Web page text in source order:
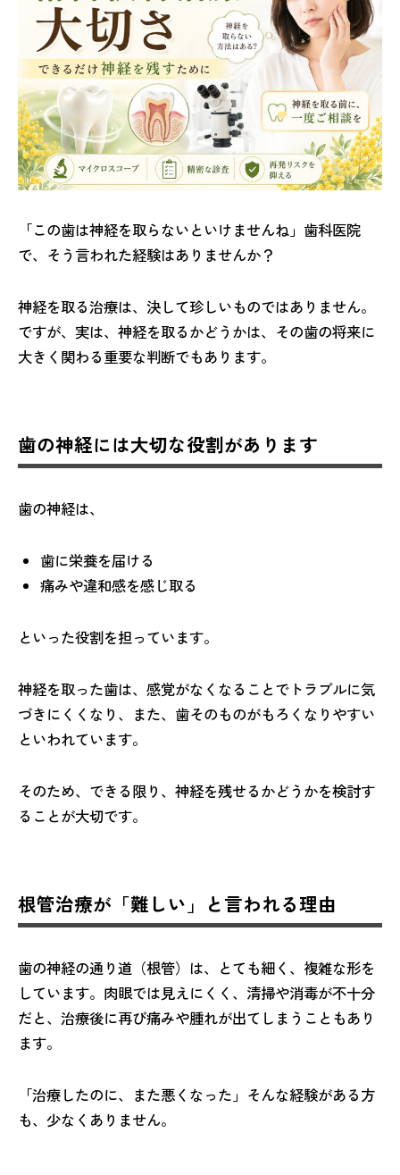
「この歯は神経を取らないといけませんね」歯科医院
で、そう言われた経験はありませんか？
神経を取る治療は、決して珍しいものではありません。
ですが、実は、神経を取るかどうかは、その歯の将来に
大きく関わる重要な判断でもあります。
歯の神経には大切な役割があります
歯の神経は、
歯に栄養を届ける
痛みや違和感を感じ取る
といった役割を担っています。
神経を取った歯は、感覚がなくなることでトラブルに気
づきにくくなり、また、歯そのものがもろくなりやすい
といわれています。
そのため、できる限り、神経を残せるかどうかを検討す
ることが大切です。
根管治療が「難しい」と言われる理由
歯の神経の通り道（根管）は、とても細く、複雑な形を
しています。肉眼では見えにくく、清掃や消毒が不十分
だと、治療後に再び痛みや腫れが出てしまうこともあり
ます。
「治療したのに、また悪くなった」そんな経験がある方
も、少なくありません。